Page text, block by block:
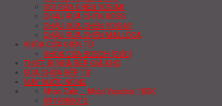
VÒI RỬA CHÉN YOSIMI
CHẬU RỬA CHÉN BOSS
CHẬU RỬA CHÉN YOSIMI
CHẬU RỬA CHÉN MALLOCA
KHÓA CỬA ĐIỆN TỬ
KHÓA CỬA BOSCH (ĐỨC)
THIẾT BỊ NHÀ BẾP GIÁ KHO
SỬA CHỮA BẾP TỪ
MÁY NƯỚC NÓNG
Nhắn Zalo _ Nhận Voucher 100K
0919386012